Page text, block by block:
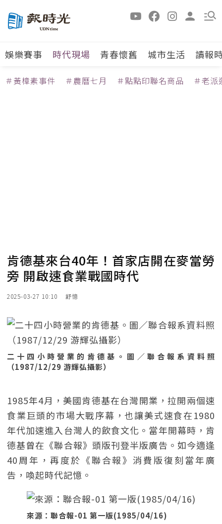
娛樂賽事 時代現場 青春懷舊 城市生活 讀報
＃黃樟素事件 ＃農曆七月 ＃點點印聯名商品 ＃老派
肯德基來台40年！首家店開在麥當勞
旁 開啟速食業戰國時代
2025-03-27 10:10 舒憶
二十四小時營業的肯德基。圖／聯合報系資料照
（1987/12/29 游輝弘攝影）
1985年4月，美國肯德基在台灣開業，拉開兩個速
食業巨頭的市場大戰序幕，也讓美式速食在1980
年代加速進入台灣人的飲食文化。當年開幕時，肯
德基曾在《聯合報》頭版刊登半版廣告。如今適逢
40周年，再度於《聯合報》消費版復刻當年廣
告，喚起時代記憶。
來源：聯合報-01 第一版(1985/04/16)